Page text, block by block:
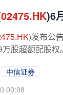
02475.HK)6
)发布公
股超额配股
中信证券
09:08